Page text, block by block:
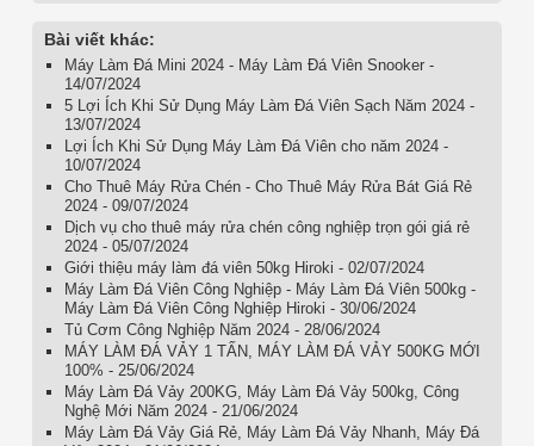
Bài viết khác:
Máy Làm Đá Mini 2024 - Máy Làm Đá Viên Snooker -
14/07/2024
5 Lợi Ích Khi Sử Dụng Máy Làm Đá Viên Sạch Năm 2024 -
13/07/2024
Lợi Ích Khi Sử Dụng Máy Làm Đá Viên cho năm 2024 -
10/07/2024
Cho Thuê Máy Rửa Chén - Cho Thuê Máy Rửa Bát Giá Rẻ
2024 - 09/07/2024
Dịch vụ cho thuê máy rửa chén công nghiệp trọn gói giá rẻ
2024 - 05/07/2024
Giới thiệu máy làm đá viên 50kg Hiroki - 02/07/2024
Máy Làm Đá Viên Công Nghiệp - Máy Làm Đá Viên 500kg -
Máy Làm Đá Viên Công Nghiệp Hiroki - 30/06/2024
Tủ Cơm Công Nghiệp Năm 2024 - 28/06/2024
MÁY LÀM ĐÁ VẢY 1 TẤN, MÁY LÀM ĐÁ VẢY 500KG MỚI
100% - 25/06/2024
Máy Làm Đá Vảy 200KG, Máy Làm Đá Vảy 500kg, Công
Nghệ Mới Năm 2024 - 21/06/2024
Máy Làm Đá Vảy Giá Rẻ, Máy Làm Đá Vảy Nhanh, Máy Đá